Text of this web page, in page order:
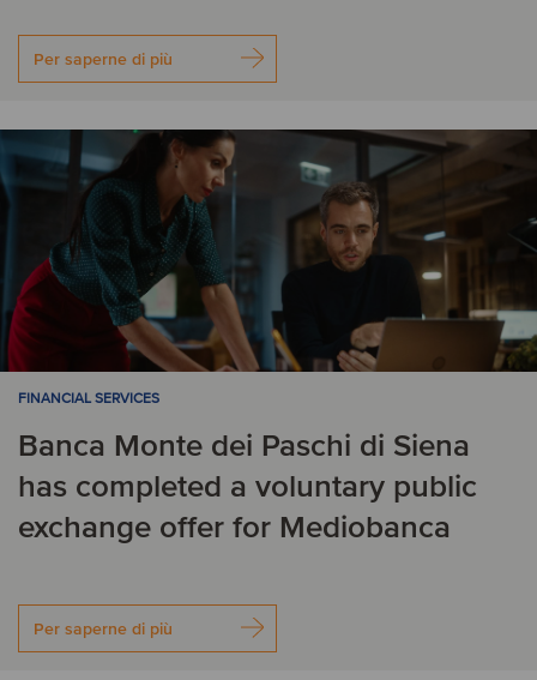
Per saperne di più
FINANCIAL SERVICES
Banca Monte dei Paschi di Siena
has completed a voluntary public
exchange offer for Mediobanca
Per saperne di più